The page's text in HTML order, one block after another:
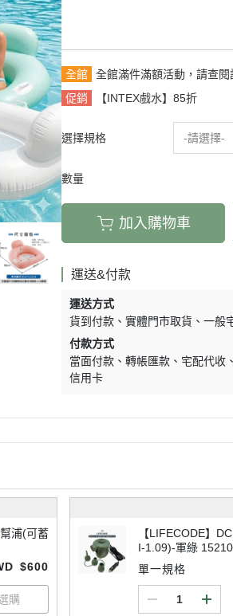
全館
全館滿件滿額活動，請查閱
促銷
【INTEX戲水】85折
選擇規格 -請選擇-
數量
加入購物車
運送&付款
運送方式
貨到付款
實體門市取貨
一般
付款方式
當面付款
轉帳匯款 宅配代收
信用卡
浦(可蓄
$600
【LIFECODE】
I-1.09)-軍綠
單一規格